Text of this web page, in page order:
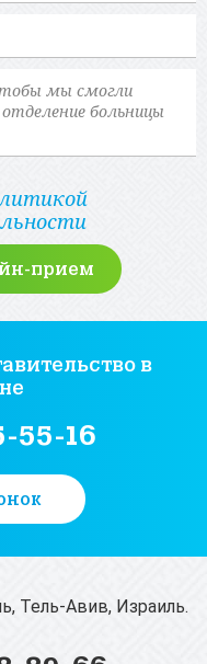
в
55-16
Тель-Авив, Израиль.